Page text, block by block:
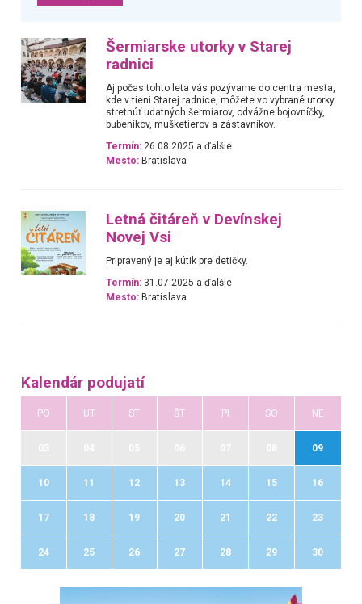
Šermiarske utorky v Starej
radnici
Aj počas tohto leta vás pozývame do centra mesta,
kde v tieni Starej radnice, môžete vo vybrané utorky
stretnúť udatných šermiarov, odvážne bojovníčky,
bubeníkov, mušketierov a zástavníkov.
Termín: 26.08.2025 a ďalšie
Mesto: Bratislava
Letná čitáreň v Devínskej
Novej Vsi
Pripravený je aj kútik pre detičky.
Termín: 31.07.2025 a ďalšie
Mesto: Bratislava
Kalendár podujatí
PO UT ST ŠT PI SO NE
09
10 11 12 13 14 15 16
17 18 19 20 21 22 23
24 25 26 27 28 29 30